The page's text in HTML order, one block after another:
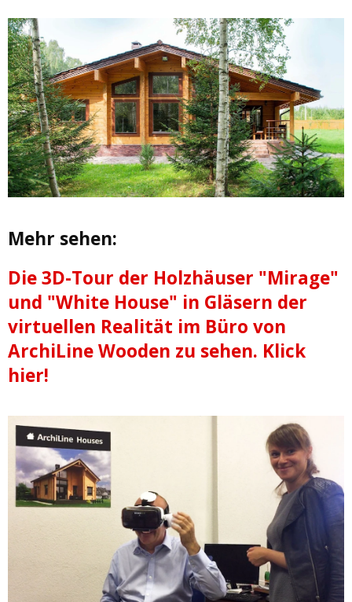
Mehr sehen:
Die 3D-Tour der Holzhäuser "Mirage"
und "White House" in Gläsern der
virtuellen Realität im Büro von
ArchiLine Wooden zu sehen. Klick
hier!